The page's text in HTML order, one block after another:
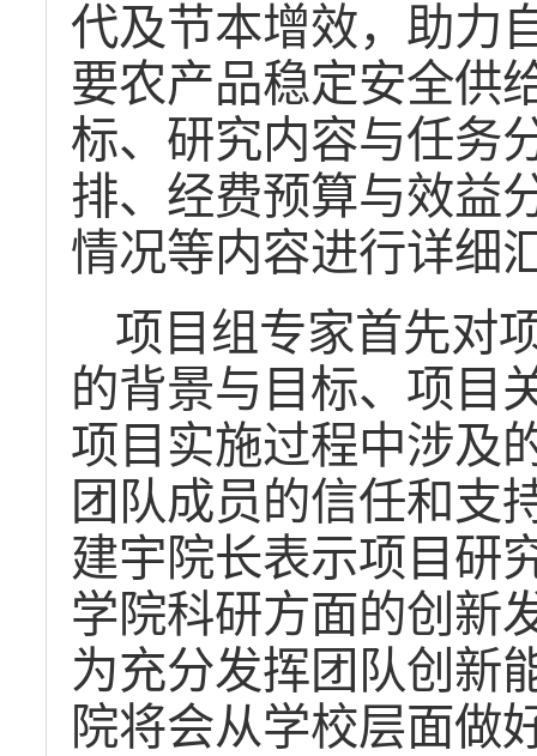
代及节本增效，助力
要农产品稳定安全供
标、研究内容与任务
排、经费预算与效益
情况等内容进行详细
项目组专家首先对
的背景与目标、项目
项目实施过程中涉及
团队成员的信任和支
建宇院长表示项目研
学院科研方面的创新
为充分发挥团队创新
院将会从学校层面做